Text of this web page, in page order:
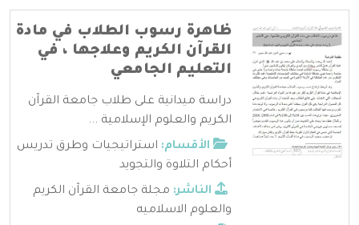
ظاهرة رسوب الطلاب في مادة
القرآن الكريم وعلاجها ، في
التعليم الجامعي
دراسة ميدانية على طلاب جامعة القرآن
الكريم والعلوم الإسلامية ...
الأقسام: استراتيجيات وطرق تدريس
أحكام التلاوة والتجويد
الناشر: مجلة جامعة القرآن الكريم
والعلوم الاسلاميه